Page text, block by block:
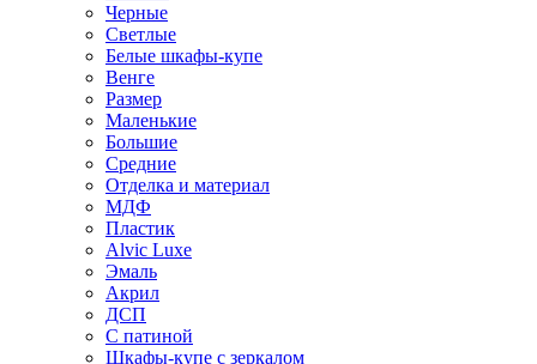
Черные
Светлые
Белые шкафы-купе
Венге
Размер
Маленькие
Большие
Средние
Отделка и материал
МДФ
Пластик
Alvic Luxe
Эмаль
Акрил
ДСП
С патиной
Шкафы-купе с зеркалом